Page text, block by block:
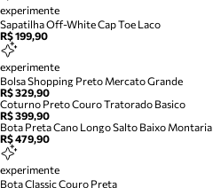
experimente
Sapatilha Off-White Cap Toe Laco
R$ 199,90
experimente
Bolsa Shopping Preto Mercato Grande
R$ 329,90
Coturno Preto Couro Tratorado Basico
R$ 399,90
Bota Preta Cano Longo Salto Baixo Montaria
R$ 479,90
experimente
Bota Classic Couro Preta